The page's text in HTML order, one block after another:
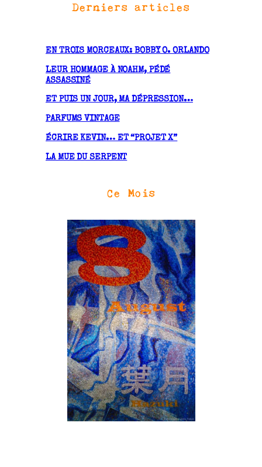
v
s
Derniers articles
EN TROIS MORCEAUX: BOBBY O. ORLANDO
LEUR HOMMAGE À NOAHM, PÉDÉ
ASSASSINÉ
ET PUIS UN JOUR, MA DÉPRESSION…
PARFUMS VINTAGE
ÉCRIRE KEVIN… ET “PROJET X”
LA MUE DU SERPENT
Ce Mois